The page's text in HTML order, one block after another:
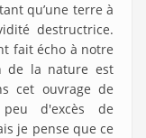
qu’une terre à
destructrice.
fait écho à notre
de la nature est
cet ouvrage de
d'excès de
je pense que ce